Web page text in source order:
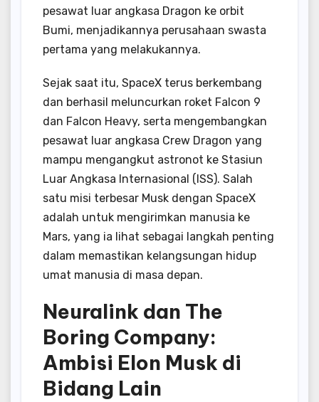
pesawat luar angkasa Dragon ke orbit
Bumi, menjadikannya perusahaan swasta
pertama yang melakukannya.
Sejak saat itu, SpaceX terus berkembang
dan berhasil meluncurkan roket Falcon 9
dan Falcon Heavy, serta mengembangkan
pesawat luar angkasa Crew Dragon yang
mampu mengangkut astronot ke Stasiun
Luar Angkasa Internasional (ISS). Salah
satu misi terbesar Musk dengan SpaceX
adalah untuk mengirimkan manusia ke
Mars, yang ia lihat sebagai langkah penting
dalam memastikan kelangsungan hidup
umat manusia di masa depan.
Neuralink dan The
Boring Company:
Ambisi Elon Musk di
Bidang Lain